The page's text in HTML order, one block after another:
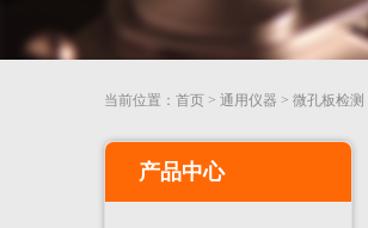
当前位置： 首页 > 通用仪器 > 微孔板检测
产品中心